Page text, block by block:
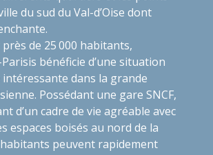
du sud du Val-d’Oise dont
de 25 000 habitants,
bénéficie d’une situation
dans la grande
Possédant une gare SNCF,
d’un cadre de vie agréable avec
espaces boisés au nord de la
peuvent rapidement